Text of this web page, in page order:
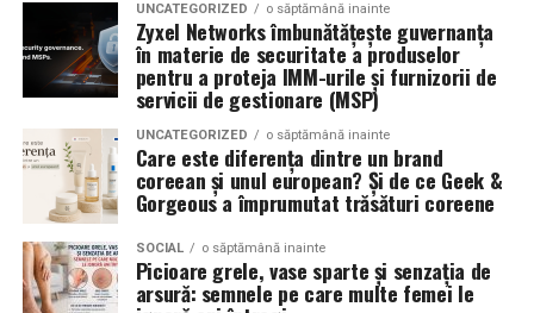
La evenimentele auto din Cluj, anvelopele nu sunt doar
componente functionale, ci si elemente vizuale. Publicul
si fotografii surprind adesea detalii precum modul in
care roata umple aripa, distanta fata de caroserie si
aspectul general al ansamblului roata-janta.
Anvelopele curate, cu dimensiuni corecte si uzura
uniforma, contribuie la imaginea profesionala a unei
masini de show. In multe cazuri, acestea completeaza
jantele si intaresc conceptul ales de proprietar, fie ca
vorbim despre un stil elegant, sportiv sau minimalist.
UNCATEGORIZED o săptămână inainte
Zyxel Networks îmbunătățește guvernanța
în materie de securitate a produselor
pentru a proteja IMM-urile și furnizorii de
servicii de gestionare (MSP)
UNCATEGORIZED o săptămână inainte
Care este diferența dintre un brand
coreean și unul european? Și de ce Geek &
Gorgeous a împrumutat trăsături coreene
SOCIAL o săptămână inainte
Picioare grele, vase sparte și senzația de
arsură: semnele pe care multe femei le